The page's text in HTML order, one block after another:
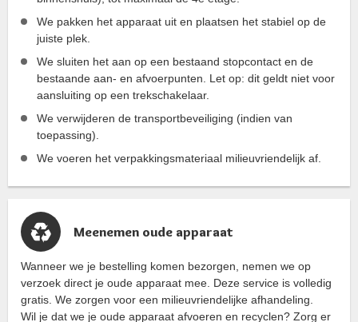
We pakken het apparaat uit en plaatsen het stabiel op de
juiste plek.
We sluiten het aan op een bestaand stopcontact en de
bestaande aan- en afvoerpunten. Let op: dit geldt niet voor
aansluiting op een trekschakelaar.
We verwijderen de transportbeveiliging (indien van
toepassing).
We voeren het verpakkingsmateriaal milieuvriendelijk af.
Meenemen oude apparaat
Wanneer we je bestelling komen bezorgen, nemen we op
verzoek direct je oude apparaat mee. Deze service is volledig
gratis. We zorgen voor een milieuvriendelijke afhandeling.
Wil je dat we je oude apparaat afvoeren en recyclen? Zorg er